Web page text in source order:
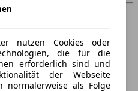
nutzen Cookies oder
die für die
erforderlich sind und
der Webseite
normalerweise als Folge